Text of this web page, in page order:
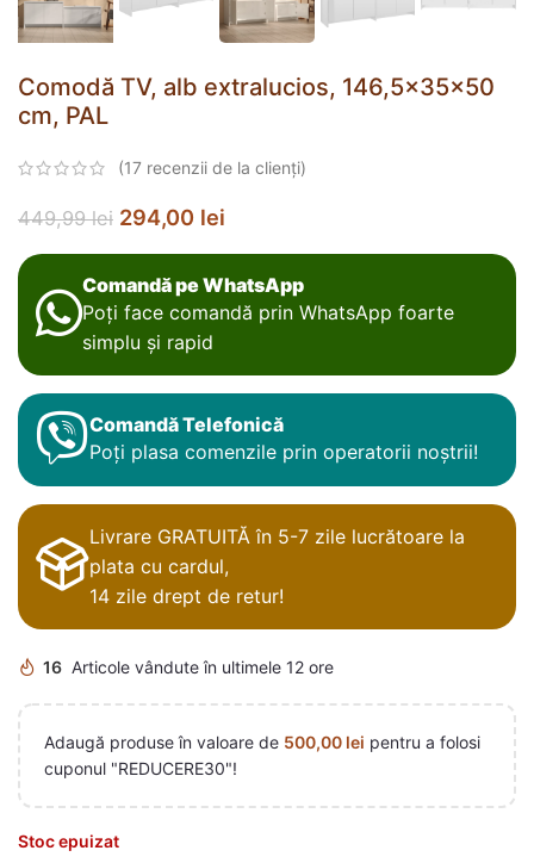
Comodă TV, alb extralucios, 146,5x35x50
cm, PAL
(17 recenzii de la clienți)
449,99lei 294,00 lei
Comandă pe WhatsApp
Poți face comandă prin WhatsApp foarte
simplu și rapid
Comandă Telefonică
Poți plasa comenzile prin operatorii noștrii!
Livrare GRATUITĂ în 5-7 zile lucrătoare la
plata cu cardul,
14 zile drept de retur!
16 Articole vândute în ultimele 12 ore
Adaugă produse în valoare de 500,00 lei pentru a folosi
cuponul "REDUCERE30"!
Stoc epuizat